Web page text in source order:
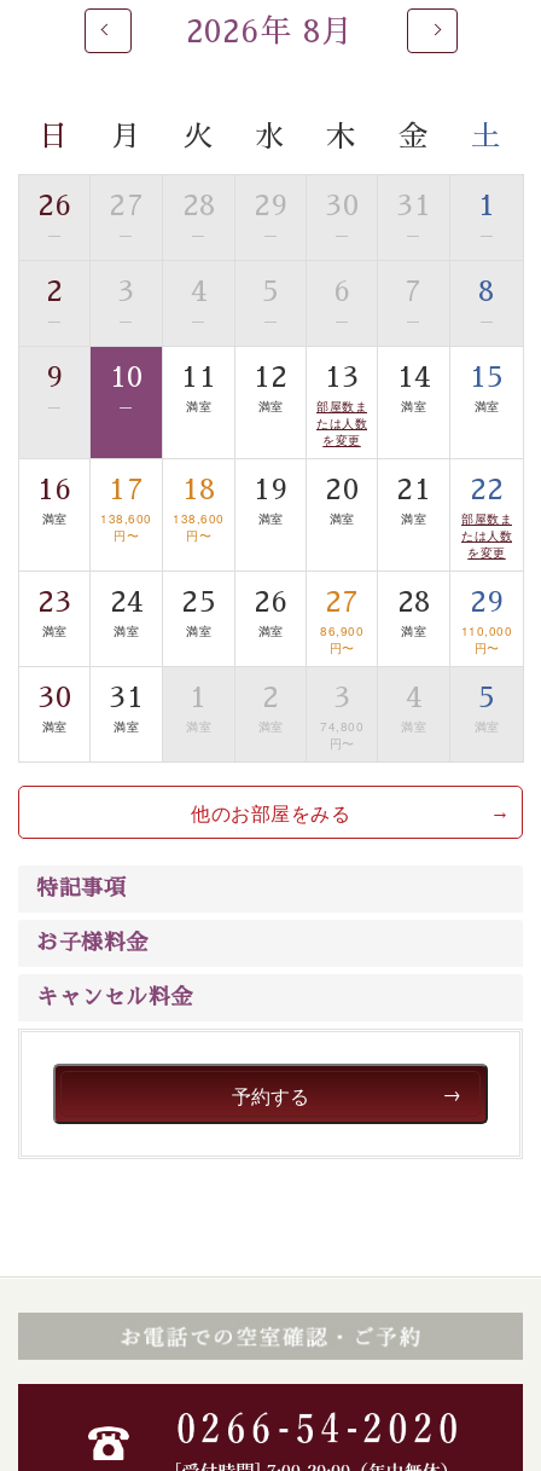
るご入浴をお愉しみください。
■お座敷風呂（大浴場）
す。
※男性大浴場までのご移動には階段がございます。 予め
ご了承のほどお願いいたします。
眺望はございませんが、源泉掛け流しの温泉の質を楽し
む貸切温泉風呂です。ゆったりといやされるプライベー
トな空間をお愉しみください。
【旅】
■諏訪大社4社を巡る無料参拝バス
豊富な知識を持ったドライバー兼ガイドが諏訪大社をご
案内します。事前ご予約制ですので、ご利用ご希望の方
は【3日前まで】にお電話ください。
※交通規制などにより運行できない日がございます
※年末年始及び御柱祭前後は運行しておりません
以上がプラン内容です。
上諏訪温泉“しんゆ”なら諏訪大社など歴史ある諏訪の街
で心癒されます。
清らかな源泉、自然の恵みあるお食事、諏訪湖に包まれ
るお部屋、 大人のたしなみを感じていただける、美しく
癒される宿で贅沢に幸せのときを安心してお過ごしくだ
2026年 8月
日 月 火 水 木 金 土
26
—
27
—
28
—
29
—
30
—
31
—
1
—
2
—
3
—
4
—
5
—
6
—
7
—
8
—
9
—
10
—
11
満室
12
満室
13
部屋数ま
たは人数
を変更
14
満室
15
満室
16
満室
17
138,600
円〜
18
138,600
円〜
19
満室
20
満室
21
満室
22
部屋数ま
たは人数
を変更
23
満室
24
満室
25
満室
26
満室
27
86,900
円〜
28
満室
29
110,000
円〜
30
満室
31
満室
1
満室
2
満室
3
74,800
円〜
4
満室
5
満室
他のお部屋をみる
特記事項
お子様料金
キャンセル料金
予約する